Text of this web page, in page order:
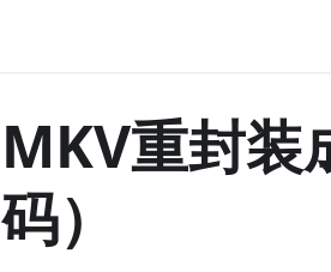
MKV重封装
码）